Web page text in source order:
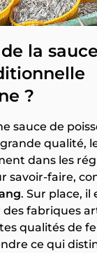
la
?
sauce de
qualité,
dans les
savoir-faire,
. Sur place, il
fabriques
qualités de
ce qui